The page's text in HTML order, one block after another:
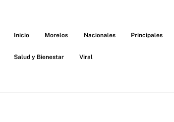
Inicio Morelos Nacionales Principales
Salud y Bienestar Viral